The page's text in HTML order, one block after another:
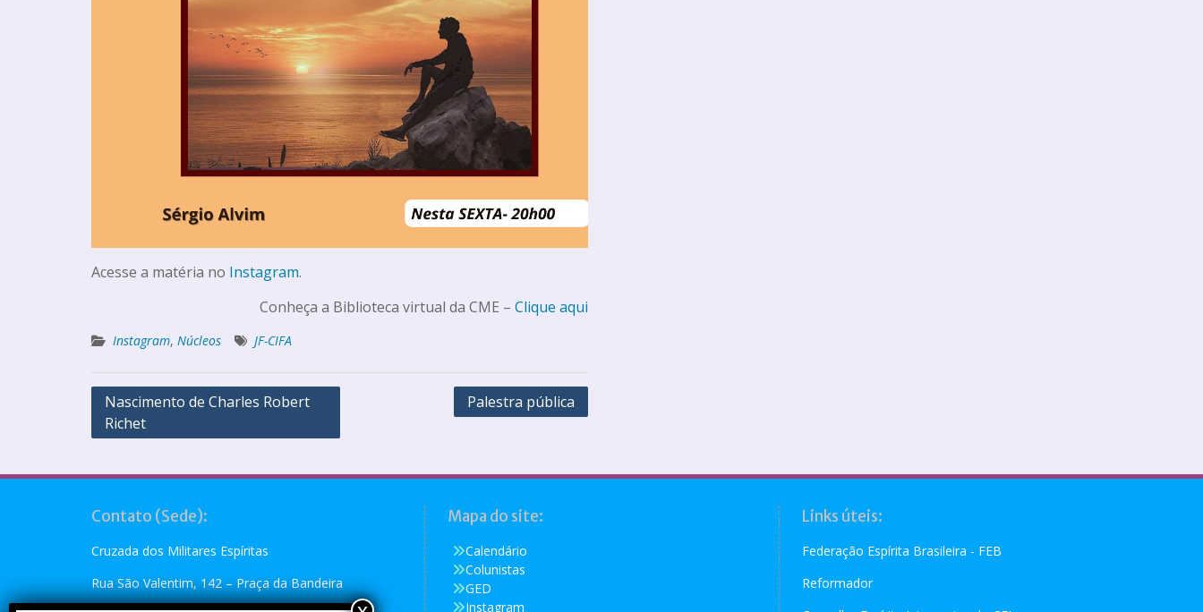
Acesse a matéria no Instagram.
Conheça a Biblioteca virtual da CME – Clique aqui
Instagram, Núcleos JF-CIFA
Nascimento de Charles Robert
Richet
Palestra pública
Contato (Sede):
Cruzada dos Militares Espíritas
Rua São Valentim, 142 – Praça da Bandeira
Mapa do site:
Calendário
Colunistas
GED
Instagram
Links úteis:
Federação Espírita Brasileira - FEB
Reformador